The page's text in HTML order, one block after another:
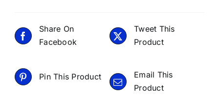
Share On
Facebook
Tweet This
Product
Pin This Product
Email This
Product